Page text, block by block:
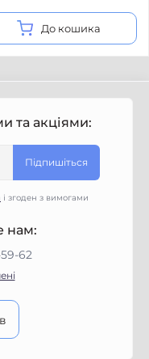
До кошика
та акціями:
Підпишіться
і згоден з вимогами
нам:
62